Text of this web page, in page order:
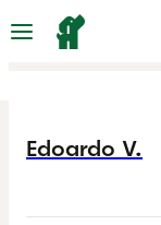
Edoardo V.